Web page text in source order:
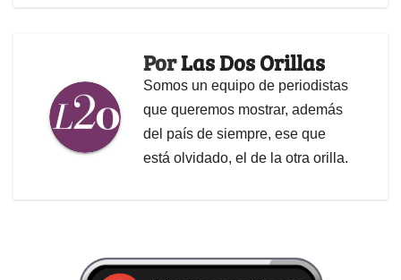
PorLas Dos Orillas
Somos un equipo de periodistas
que queremos mostrar, además
del país de siempre, ese que
está olvidado, el de la otra orilla.